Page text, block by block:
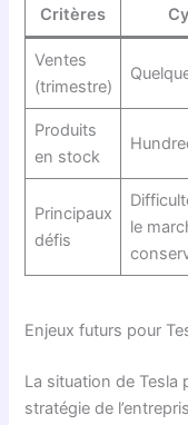
Critères
Ventes
(trimestre)
Produits
en stock
Principaux
défis
le
Enjeux futurs pour
La situation de Tesla
stratégie de